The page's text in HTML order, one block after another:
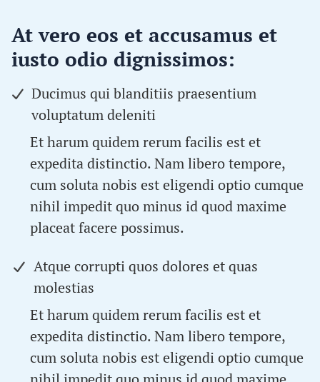
At vero eos et accusamus et
iusto odio dignissimos:
Ducimus qui blanditiis praesentium
voluptatum deleniti
Et harum quidem rerum facilis est et
expedita distinctio. Nam libero tempore,
cum soluta nobis est eligendi optio cumque
nihil impedit quo minus id quod maxime
placeat facere possimus.
Atque corrupti quos dolores et quas
molestias
Et harum quidem rerum facilis est et
expedita distinctio. Nam libero tempore,
cum soluta nobis est eligendi optio cumque